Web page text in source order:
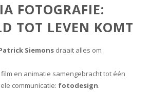
FOTOGRAFIE:
TOT LEVEN KOMT
Siemons draait alles om
en animatie samengebracht tot één
communicatie: fotodesign.